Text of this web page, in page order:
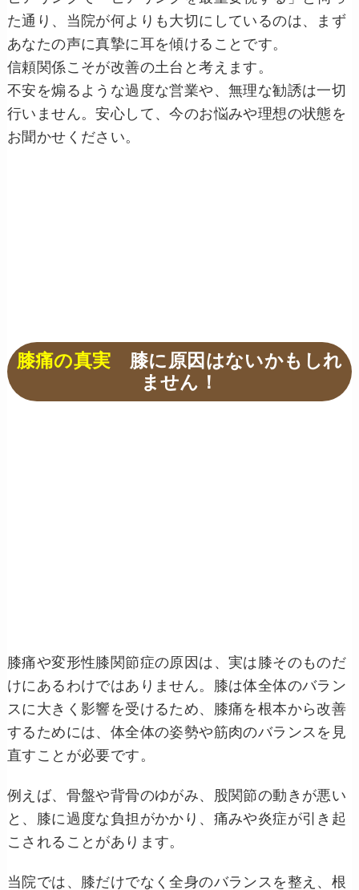
た通り、当院が何よりも大切にしているのは、まず
あなたの声に真摯に耳を傾けることです。
信頼関係こそが改善の土台と考えます。
不安を煽るような過度な営業や、無理な勧誘は一切
行いません。安心して、今のお悩みや理想の状態を
お聞かせください。
膝痛の真実 膝に原因はないかもしれ
ません！
膝痛や変形性膝関節症の原因は、実は膝そのものだ
けにあるわけではありません。膝は体全体のバラン
スに大きく影響を受けるため、膝痛を根本から改善
するためには、体全体の姿勢や筋肉のバランスを見
直すことが必要です。
例えば、骨盤や背骨のゆがみ、股関節の動きが悪い
と、膝に過度な負担がかかり、痛みや炎症が引き起
こされることがあります。
当院では、膝だけでなく全身のバランスを整え、根